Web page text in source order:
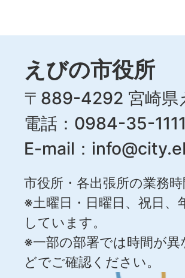
えびの市役所
〒889-4292 宮崎県
電話：0984-35-
E-mail：
市役所・各出張所の業務
※土曜日・日曜日、祝日、
しています。
※一部の部署では時間が
どでご確認ください。